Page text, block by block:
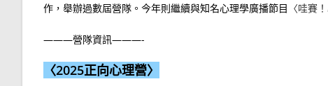
作，舉辦過數屆營隊。今年則繼續與知名心理學廣播節目 〈哇賽
———營隊資訊———-
〈2025正向心理營〉